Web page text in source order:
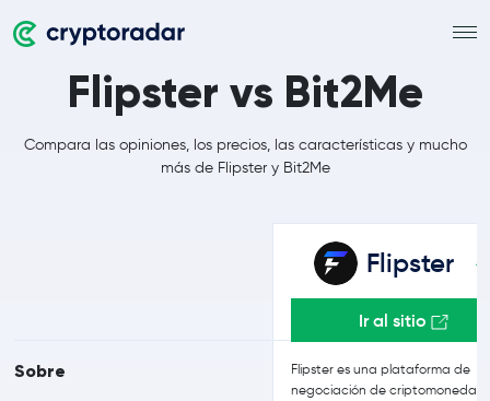
Flipster vs Bit2Me
Compara las opiniones, los precios, las características y mucho
más de Flipster y Bit2Me
Sobre
Flipster
Ir al sitio
Flipster es una plataforma de
negociación de criptomonedas